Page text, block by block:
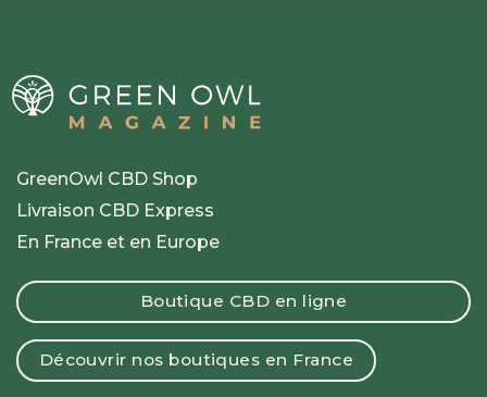
GreenOwl CBD Shop
Livraison CBD Express
En France et en Europe
Boutique CBD en ligne
Découvrir nos boutiques en France